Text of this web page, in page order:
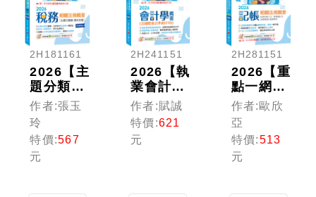
2H181161
2026【主
題分類式
必考題
庫】稅務
相關法規
概要[主
題式題庫
作者:張玉
玲
特價:567
元
2H241151
2026【執
業會計師
年年再
版】會計
學概要
(含國際
作者:賦誠
特價:621
元
2H281151
2026【重
點一網打
盡】記帳
相關法規
概要(包
含記帳士
法、商業
作者:歐欣
亞
特價:513
元